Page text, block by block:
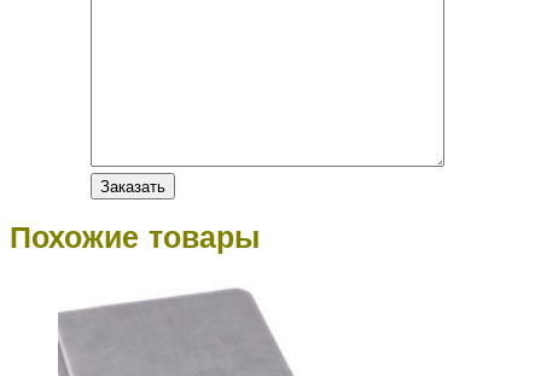
Похожие товары